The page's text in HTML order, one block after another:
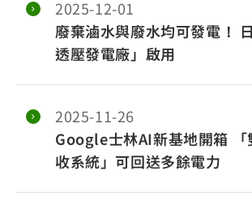
2025-12-01
廢棄滷水與廢水均可發電！
透壓發電廠」啟用
2025-11-26
Google士林AI新基地開箱 「
收系統」可回送多餘電力